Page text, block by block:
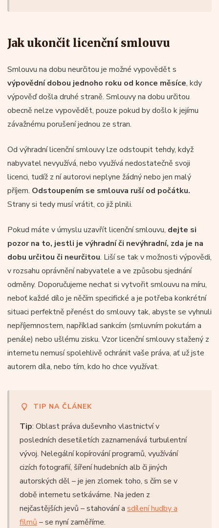
Jak ukončit licenční smlouvu
Smlouvu na dobu neurčitou je možné vypovědět s
výpovědní dobou jednoho roku od konce měsíce, kdy
výpověď došla druhé straně. Smlouvy na dobu určitou
obecně nelze vypovědět, pouze pokud by došlo k jejímu
závažnému porušení jednou ze stran.
Od výhradní licenční smlouvy lze odstoupit tehdy, když
nabyvatel nevyužívá, nebo využívá nedostatečně svoji
licenci, tudíž z ní autorovi neplyne žádný nebo jen malý
příjem. Odstoupením se smlouva ruší od počátku.
Strany si tedy musí vrátit, co již plnili.
Pokud máte v úmyslu uzavřít licenční smlouvu, dejte si
pozor na to, jestli je výhradní či nevýhradní, zda je na
dobu určitou či neurčitou. Liší se tak v možnosti výpovědi,
v rozsahu oprávnění nabyvatele a ve způsobu sjednání
odměny. Doporučujeme nechat si vytvořit smlouvu na míru,
neboť každé dílo je něčím specifické a je potřeba konkrétní
situaci perfektně přenést do smlouvy tak, abyste se vyhnuli
nepříjemnostem, například sankcím (smluvním pokutám a
penále) nebo ušlému zisku. Vzor licenční smlouvy stažený z
internetu nemusí spolehlivě ochránit vaše práva, ať už jste
autorem díla, nebo tím, kdo ho chce využívat.
TIP NA ČLÁNEK
Tip: Oblast práva duševního vlastnictví v
posledních desetiletích zaznamenává turbulentní
vývoj. Nelegální kopírování programů, využívání
cizích fotografií, šíření hudebních alb či jiných
autorských děl – je jen zlomek toho, s čím se v
době internetu setkáváme. Na jeden z
nejčastějších jevů – stahování a sdílení hudby a
filmů – se nyní zaměříme.